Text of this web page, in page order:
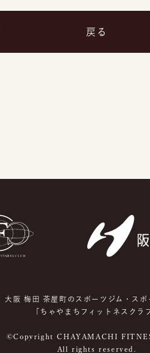
戻る
大阪 梅田 茶屋町のスポーツジム・スポ
「ちゃやまちフィットネスクラ
©Copyright CHAYAMACHI
All rights reserved.